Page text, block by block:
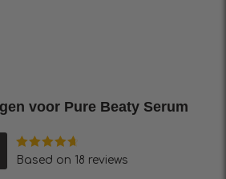
voor Pure Beaty Serum
Waardering
Based on 18 reviews